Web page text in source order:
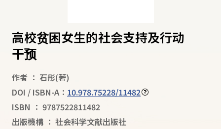
高校贫困女生的社会支持及行动
干预
作者 ： 石彤(著)
DOI / ISBN-A： 10.978.75228/11482
ISBN ： 9787522811482
出版機構 ： 社会科学文献出版社